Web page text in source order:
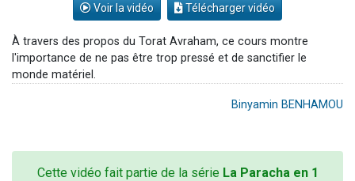
Voir la vidéo Télécharger vidéo
À travers des propos du Torat Avraham, ce cours montre
l'importance de ne pas être trop pressé et de sanctifier le
monde matériel.
Binyamin BENHAMOU
Cette vidéo fait partie de la série La Paracha en 1